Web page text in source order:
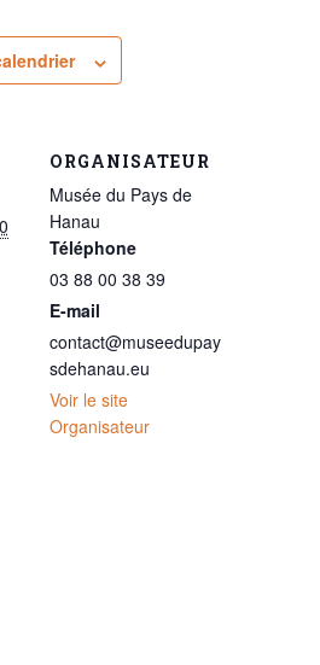
ORGANISATEUR
Musée du Pays de
Hanau
Téléphone
03 88 00 38 39
E-mail
contact@museedupay
sdehanau.eu
Voir le site
Organisateur